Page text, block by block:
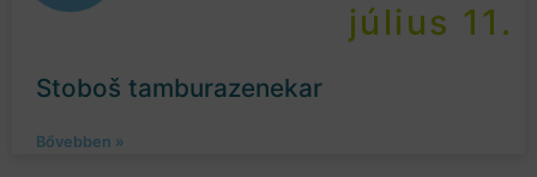
július 11.
Stoboš tamburazenekar
Bővebben »